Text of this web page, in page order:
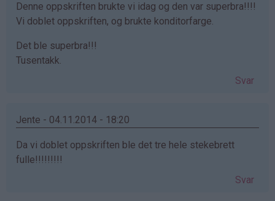
Denne oppskriften brukte vi idag og den var superbra!!!!
Vi doblet oppskriften, og brukte konditorfarge.
Det ble superbra!!!
Tusentakk.
Svar
Jente - 04.11.2014 - 18:20
Da vi doblet oppskriften ble det tre hele stekebrett
fulle!!!!!!!!!
Svar